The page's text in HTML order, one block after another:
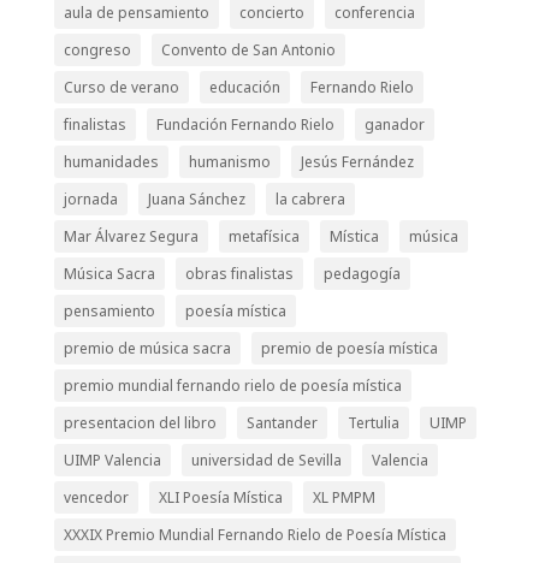
aula de pensamiento
concierto
conferencia
congreso
Convento de San Antonio
Curso de verano
educación
Fernando Rielo
finalistas
Fundación Fernando Rielo
ganador
humanidades
humanismo
Jesús Fernández
jornada
Juana Sánchez
la cabrera
Mar Álvarez Segura
metafísica Mística
música
Música Sacra
obras finalistas
pedagogía
pensamiento
poesía mística
premio de música sacra
premio de poesía mística
premio mundial fernando rielo de poesía mística
presentacion del libro
Santander Tertulia
UIMP
UIMP Valencia
universidad de Sevilla
Valencia
vencedor
XLI Poesía Mística
XL PMPM
XXXIX Premio Mundial Fernando Rielo de Poesía Mística